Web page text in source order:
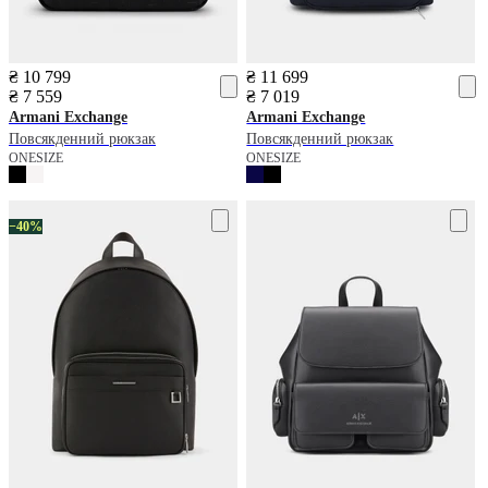
₴ 10 799
₴ 7 559
Armani Exchange
Повсякденний рюкзак
ONESIZE
₴ 11 699
₴ 7 019
Armani Exchange
Повсякденний рюкзак
ONESIZE
−40%